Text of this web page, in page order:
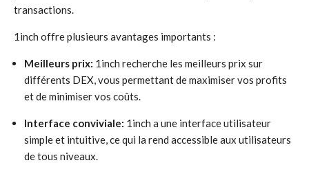
transactions.
1inch offre plusieurs avantages importants :
Meilleurs prix: 1inch recherche les meilleurs prix sur
différents DEX, vous permettant de maximiser vos profits
et de minimiser vos coûts.
Interface conviviale: 1inch a une interface utilisateur
simple et intuitive, ce qui la rend accessible aux utilisateurs
de tous niveaux.